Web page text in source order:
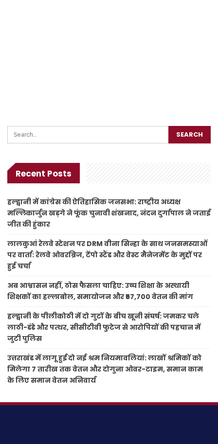
Recent Posts
हल्द्वानी में कांग्रेस की ऐतिहासिक जनसभा: राष्ट्रीय अध्यक्ष
मल्लिकार्जुन खड़गे ने फूंक चुनावी शंखनाद, नंदन दुर्गापाल ने जताई
जीत की हुंकार
लालकुआं रेलवे स्टेशन पर DRM वीना सिन्हा के साथ जनसमस्याओं
पर वार्ता: रेलवे ओवरब्रिज, टेंपो स्टैंड और वेस्ट मैनेजमेंट के मुद्दों पर
हुई चर्चा
अब आश्वासन नहीं, ठोस फैसला चाहिए: उच्च शिक्षा के अस्थायी
शिक्षकों का हल्लाबोल, समायोजन और ₹57,700 वेतन की मांग
हल्द्वानी के पीलीकोठी में दो गुटों के बीच खूनी संघर्ष: जमकर चले
लाठी-डंडे और पत्थर, सीसीटीवी फुटेज से आरोपियों की पहचान में
जुटी पुलिस
उत्तराखंड में लागू हुईं दो नई श्रम नियमावलियां: लाखों श्रमिकों को
मिलेगा 7 तारीख तक वेतन और दोगुना ओवर-टाइम, समान काम
के लिए समान वेतन अनिवार्य